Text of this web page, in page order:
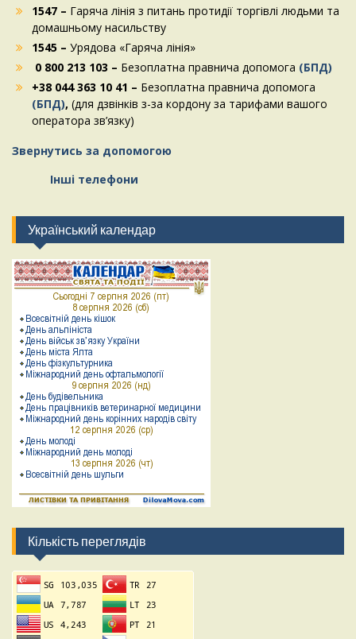
1547 – Гаряча лінія з питань протидії торгівлі людьми та
домашньому насильству
1545 – Урядова «Гаряча лінія»
0 800 213 103 – Безоплатна правнича допомога (БПД)
+38 044 363 10 41 – Безоплатна правнича допомога
(БПД), (для дзвінків з-за кордону за тарифами вашого
оператора зв’язку)
Звернутись за допомогою
Інші телефони
Український календар
Кількість переглядів